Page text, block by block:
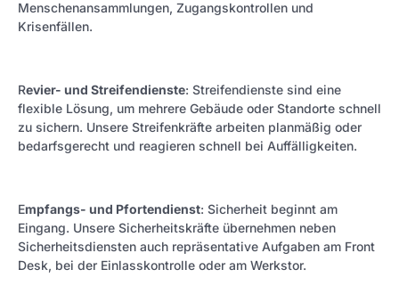
Menschenansammlungen, Zugangskontrollen und
Krisenfällen.
Revier- und Streifendienste: Streifendienste sind eine
flexible Lösung, um mehrere Gebäude oder Standorte schnell
zu sichern. Unsere Streifenkräfte arbeiten planmäßig oder
bedarfsgerecht und reagieren schnell bei Auffälligkeiten.
Empfangs- und Pfortendienst: Sicherheit beginnt am
Eingang. Unsere Sicherheitskräfte übernehmen neben
Sicherheitsdiensten auch repräsentative Aufgaben am Front
Desk, bei der Einlasskontrolle oder am Werkstor.